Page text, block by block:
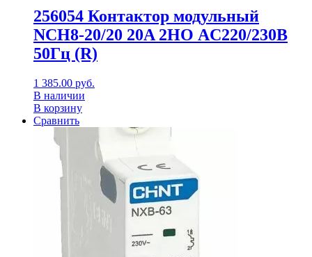
256054 Контактор модульный
NCH8-20/20 20A 2НО AC220/230В
50Гц (R)
1 385.00 руб.
В наличии
В корзину
Сравнить